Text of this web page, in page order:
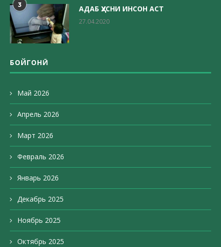
3 АДАБ ҲУСНИ ИНСОН АСТ
27.04.2020
БОЙГОНӢ
Май 2026
Апрель 2026
Март 2026
Февраль 2026
Январь 2026
Декабрь 2025
Ноябрь 2025
Октябрь 2025